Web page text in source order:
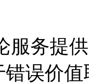
服务提
误价